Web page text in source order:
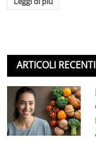
ARTICOLI RECENTI